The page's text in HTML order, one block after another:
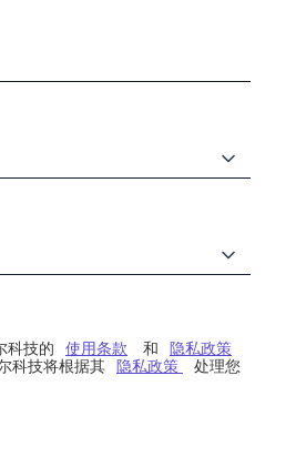
科技的 使用条款 和 隐私政策
科技将根据其 隐私政策
处理您